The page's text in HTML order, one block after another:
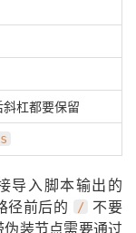
杠都要保留
导入脚本输出的
径前后的 /
不要
装节点需要通过